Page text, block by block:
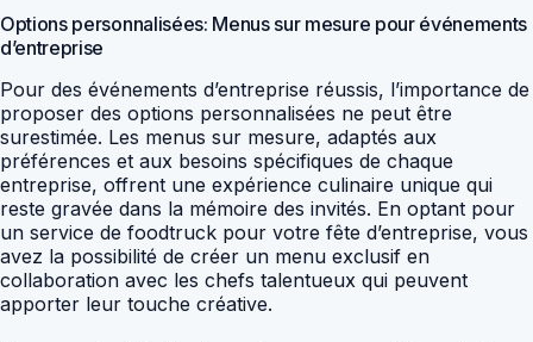
Options personnalisées: Menus sur mesure pour événements
d’entreprise
Pour des événements d’entreprise réussis, l’importance de
proposer des options personnalisées ne peut être
surestimée. Les menus sur mesure, adaptés aux
préférences et aux besoins spécifiques de chaque
entreprise, offrent une expérience culinaire unique qui
reste gravée dans la mémoire des invités. En optant pour
un service de foodtruck pour votre fête d’entreprise, vous
avez la possibilité de créer un menu exclusif en
collaboration avec les chefs talentueux qui peuvent
apporter leur touche créative.